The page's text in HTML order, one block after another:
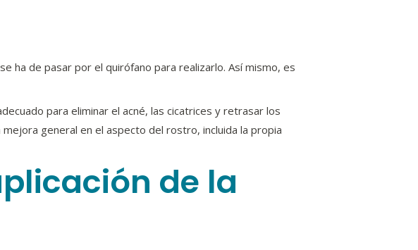
ha de pasar por el quirófano para realizarlo. Así mismo, es
para eliminar el acné, las cicatrices y retrasar los
general en el aspecto del rostro, incluida la propia
de la